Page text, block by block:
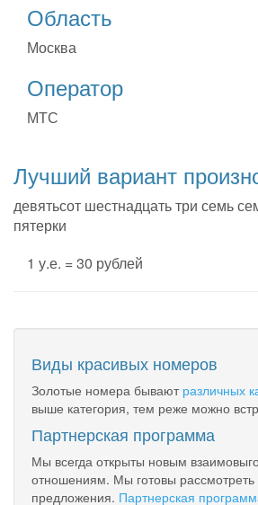
Область
Москва
Оператор
МТС
Лучший вариант
девятьсот шестнадцать три семь
пятерки
1 у.е. = 30 рублей
Виды красивых номеров
Золотые номера бывают различных
выше категория, тем реже можно
Партнерская программа
Мы всегда открыты новым
отношениям. Мы готовы
предложения. Партнерская